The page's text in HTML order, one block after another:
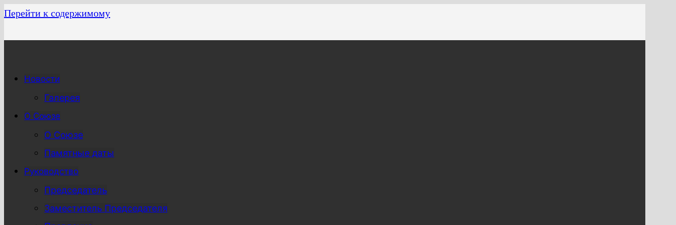
Перейти к содержимому
Новости
Галерея
О Союзе
О Союзе
Памятные даты
Руководство
Председатель
Заместитель Председателя